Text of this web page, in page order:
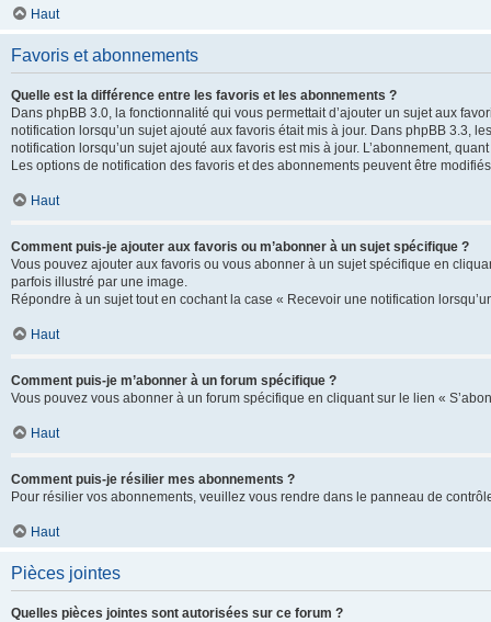
Haut
Favoris et abonnements
Quelle est la différence entre les favoris et les abonnements ?
Dans phpBB 3.0, la fonctionnalité qui vous permettait d’ajouter un sujet aux
notification lorsqu’un sujet ajouté aux favoris était mis à jour. Dans phpBB 3.3,
notification lorsqu’un sujet ajouté aux favoris est mis à jour. L’abonnement,
Les options de notification des favoris et des abonnements peuvent être
Haut
Comment puis-je ajouter aux favoris ou m’abonner à un sujet spécifique ?
Vous pouvez ajouter aux favoris ou vous abonner à un sujet spécifique en
parfois illustré par une image.
Répondre à un sujet tout en cochant la case « Recevoir une notification
Haut
Comment puis-je m’abonner à un forum spécifique ?
Vous pouvez vous abonner à un forum spécifique en cliquant sur le lien «
Haut
Comment puis-je résilier mes abonnements ?
Pour résilier vos abonnements, veuillez vous rendre dans le panneau de
Haut
Pièces jointes
Quelles pièces jointes sont autorisées sur ce forum ?